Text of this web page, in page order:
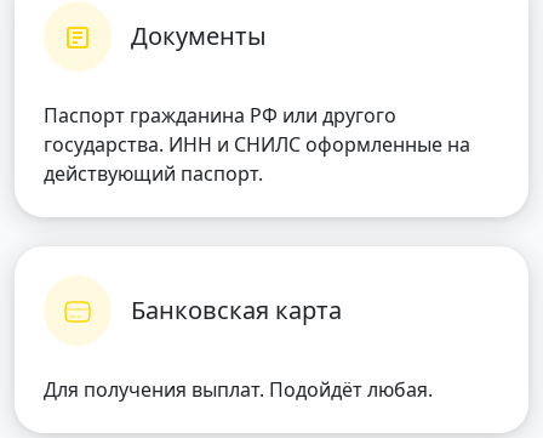
Документы
Паспорт гражданина РФ или другого
государства. ИНН и СНИЛС оформленные на
действующий паспорт.
Банковская карта
Для получения выплат. Подойдёт любая.